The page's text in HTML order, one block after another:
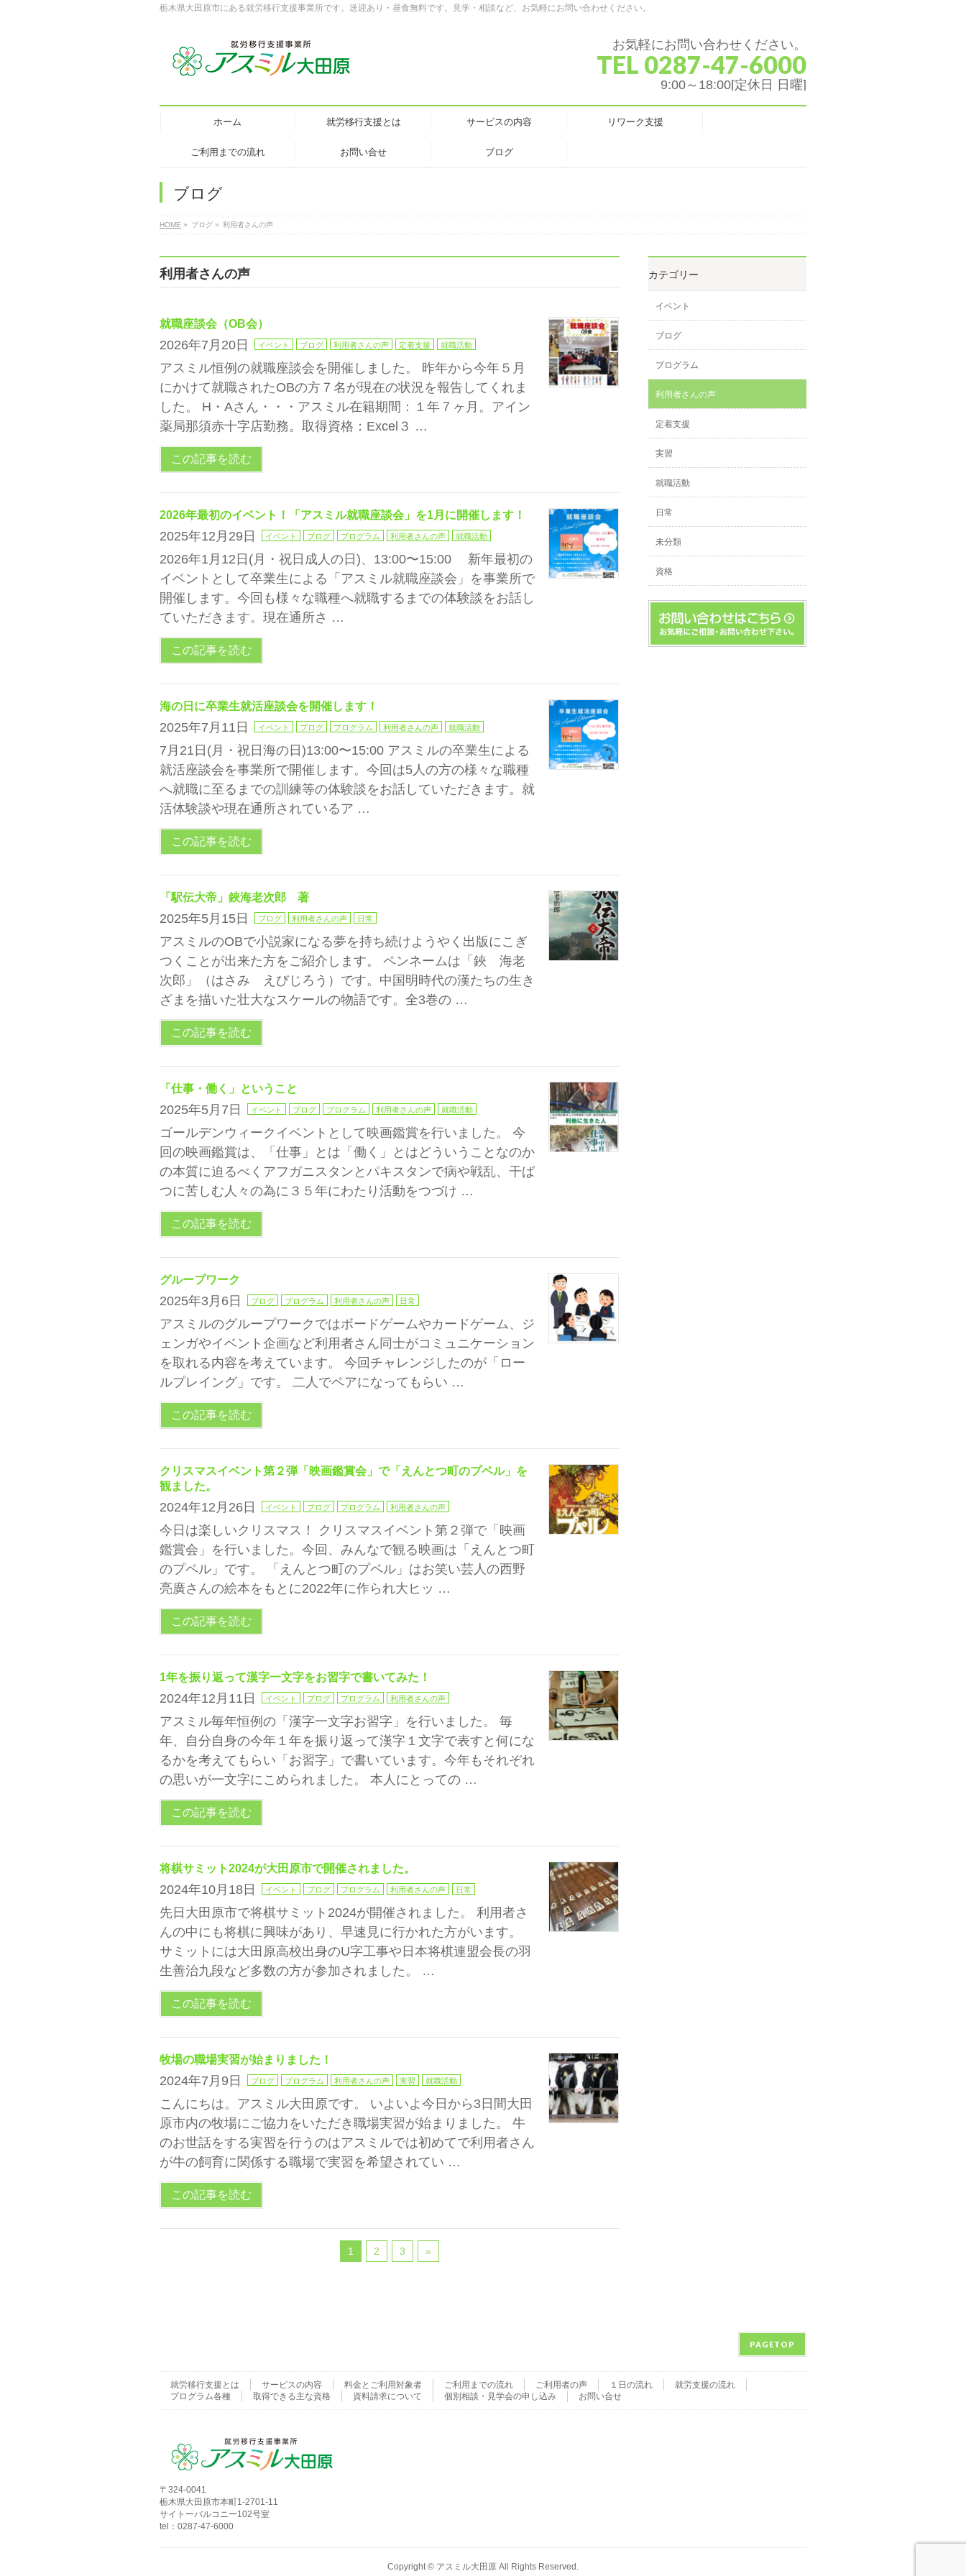
栃木県大田原市にある就労移行支援事業所です。送迎あり・昼食無料です。見学・相談など、お気軽にお問い合わせください。
お気軽にお問い合わせください。
TEL 0287-47-6000
9:00～18:00[定休日 日曜]
ホーム 就労移行支援とは サービスの内容 リワーク支援
ご利用までの流れ お問い合せ ブログ
ブログ
HOME » ブログ » 利用者さんの声
利用者さんの声
就職座談会（OB会）
2026年7月20日 イベント ブログ 利用者さんの声 定着支援 就職活動
アスミル恒例の就職座談会を開催しました。 昨年から今年５月
にかけて就職されたOBの方７名が現在の状況を報告してくれま
した。 H・Aさん・・・アスミル在籍期間：１年７ヶ月。アイン
薬局那須赤十字店勤務。取得資格：Excel３ …
この記事を読む
2026年最初のイベント！「アスミル就職座談会」を1月に開催します！
2025年12月29日 イベント ブログ プログラム 利用者さんの声 就職活動
2026年1月12日(月・祝日成人の日)、13:00〜15:00 新年最初の
イベントとして卒業生による「アスミル就職座談会」を事業所で
開催します。今回も様々な職種へ就職するまでの体験談をお話し
ていただきます。現在通所さ …
この記事を読む
海の日に卒業生就活座談会を開催します！
2025年7月11日 イベント ブログ プログラム 利用者さんの声 就職活動
7月21日(月・祝日海の日)13:00〜15:00 アスミルの卒業生による
就活座談会を事業所で開催します。今回は5人の方の様々な職種
へ就職に至るまでの訓練等の体験談をお話していただきます。就
活体験談や現在通所されているア …
この記事を読む
「駅伝大帝」鋏海老次郎 著
2025年5月15日 ブログ 利用者さんの声 日常
アスミルのOBで小説家になる夢を持ち続けようやく出版にこぎ
つくことが出来た方をご紹介します。 ペンネームは「鋏 海老
次郎」（はさみ えびじろう）です。中国明時代の漢たちの生き
ざまを描いた壮大なスケールの物語です。全3巻の …
この記事を読む
「仕事・働く」ということ
2025年5月7日 イベント ブログ プログラム 利用者さんの声 就職活動
ゴールデンウィークイベントとして映画鑑賞を行いました。 今
回の映画鑑賞は、「仕事」とは「働く」とはどういうことなのか
の本質に迫るべくアフガニスタンとパキスタンで病や戦乱、干ば
つに苦しむ人々の為に３５年にわたり活動をつづけ …
この記事を読む
グループワーク
2025年3月6日 ブログ プログラム 利用者さんの声 日常
アスミルのグループワークではボードゲームやカードゲーム、ジ
ェンガやイベント企画など利用者さん同士がコミュニケーション
を取れる内容を考えています。 今回チャレンジしたのが「ロー
ルプレイング」です。 二人でペアになってもらい …
この記事を読む
クリスマスイベント第２弾「映画鑑賞会」で「えんとつ町のプペル」を
観ました。
2024年12月26日 イベント ブログ プログラム 利用者さんの声
今日は楽しいクリスマス！ クリスマスイベント第２弾で「映画
鑑賞会」を行いました。今回、みんなで観る映画は「えんとつ町
のプペル」です。 「えんとつ町のプペル」はお笑い芸人の西野
亮廣さんの絵本をもとに2022年に作られ大ヒッ …
この記事を読む
1年を振り返って漢字一文字をお習字で書いてみた！
2024年12月11日 イベント ブログ プログラム 利用者さんの声
アスミル毎年恒例の「漢字一文字お習字」を行いました。 毎
年、自分自身の今年１年を振り返って漢字１文字で表すと何にな
るかを考えてもらい「お習字」で書いています。今年もそれぞれ
の思いが一文字にこめられました。 本人にとっての …
この記事を読む
将棋サミット2024が大田原市で開催されました。
2024年10月18日 イベント ブログ プログラム 利用者さんの声 日常
先日大田原市で将棋サミット2024が開催されました。 利用者さ
んの中にも将棋に興味があり、早速見に行かれた方がいます。
サミットには大田原高校出身のU字工事や日本将棋連盟会長の羽
生善治九段など多数の方が参加されました。 …
この記事を読む
牧場の職場実習が始まりました！
2024年7月9日 ブログ プログラム 利用者さんの声 実習 就職活動
こんにちは。アスミル大田原です。 いよいよ今日から3日間大田
原市内の牧場にご協力をいただき職場実習が始まりました。 牛
のお世話をする実習を行うのはアスミルでは初めてで利用者さん
が牛の飼育に関係する職場で実習を希望されてい …
この記事を読む
1 2 3 »
カテゴリー
イベント
ブログ
プログラム
利用者さんの声
定着支援
実習
就職活動
日常
未分類
資格
PAGETOP
就労移行支援とは サービスの内容 料金とご利用対象者 ご利用までの流れ ご利用者の声 １日の流れ
就労支援の流れ
プログラム各種
取得できる主な資格 資料請求について 個別相談・見学会の申し込み お問い合せ
〒324-0041
栃木県大田原市本町1-2701-11
サイトーバルコニー102号室
tel：0287-47-6000
Copyright © アスミル大田原 All Rights Reserved.